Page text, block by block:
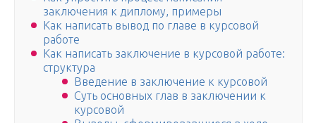
заключения к диплому, примеры
Как написать вывод по главе в курсовой
работе
Как написать заключение в курсовой работе:
структура
Введение в заключение к курсовой
Суть основных глав в заключении к
курсовой